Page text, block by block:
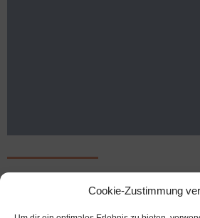
Cookie-Zustimmung
Impressum /